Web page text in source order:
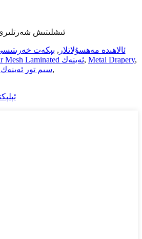
ئىشلىتىش
ئالاھىدە مەھسۇلاتلار , بېكەت
Sefar Mesh Laminated ئەينەك, Metal Drapery,
سىم تور ئەينەك,